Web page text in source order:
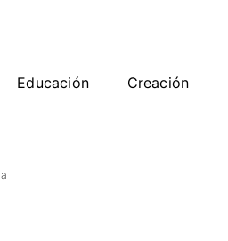
Educación Creación